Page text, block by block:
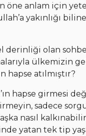
öne anlam için
yakınlığı
derinliği olan
ülkemizin
atılmıştır?
hapse girmesi
sadece
nasıl
yatan tek tip